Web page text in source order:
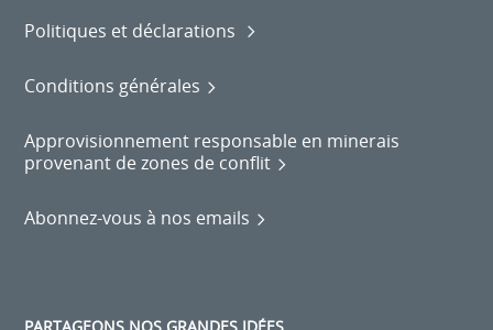
Politiques et déclarations
Conditions générales
Approvisionnement responsable en minerais
provenant de zones de conflit
Abonnez-vous à nos emails